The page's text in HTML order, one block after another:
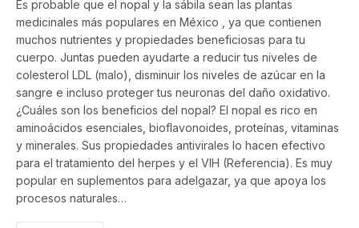
Es probable que el nopal y la sábila sean las plantas
medicinales más populares en México , ya que contienen
muchos nutrientes y propiedades beneficiosas para tu
cuerpo. Juntas pueden ayudarte a reducir tus niveles de
colesterol LDL (malo), disminuir los niveles de azúcar en la
sangre e incluso proteger tus neuronas del daño oxidativo.
¿Cuáles son los beneficios del nopal? El nopal es rico en
aminoácidos esenciales, bioflavonoides, proteínas, vitaminas
y minerales. Sus propiedades antivirales lo hacen efectivo
para el tratamiento del herpes y el VIH (Referencia). Es muy
popular en suplementos para adelgazar, ya que apoya los
procesos naturales…